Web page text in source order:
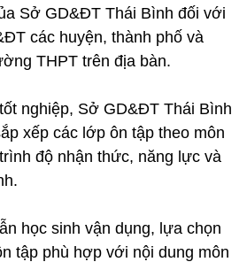
Sở GD&ĐT Thái Bình đối với
các huyện, thành phố và
THPT trên địa bàn.
nghiệp, Sở GD&ĐT Thái Bình
xếp các lớp ôn tập theo môn
độ nhận thức, năng lực và
học sinh vận dụng, lựa chọn
tập phù hợp với nội dung môn